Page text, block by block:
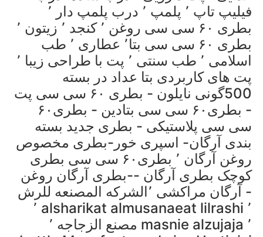
فیلیپ تاپ ٬ پلمپ ٬ درب پلمپ دار ٬
بطری ۶۰ سی سی روغن ٬ کنجد ٬ زیتون ٬
بطری ۶۰ سی سی بتا٬ عطاری ٬ طب
اسلامی ٬ طب سنتی ٬ پت با طراحی زیبا ٬
پت های کاربردی بتا عداد در بسته
500گونی نایلون - بطری ۶۰ سی سی پت
- بطری۶۰ سی سی بتادین - بطری۶۰
سی سی پلاستیکی - بطری جدید بسته
بندی آرگان- اسپری خور-بطری مخصوص
روغن آرگان ٬ بطری۶۰ سی سی بطری
کوچک بطری آرگان --بطری آرگان روغن
- آرگان مراکشی ٬الشرکه المصنعه للرش
٬ alsharikat almusanaeat lilrashi ٬
مصنع الزجاجه ٬ masnie alzujaja ٬